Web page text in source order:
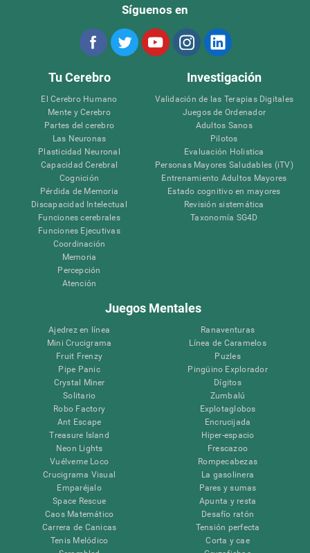
Síguenos en
Tu Cerebro
El Cerebro Humano
Mente y Cerebro
Partes del cerebro
Las Neuronas
Plasticidad Neuronal
Capacidad Cerebral
Cognición
Pérdida de Memoria
Discapacidad Intelectual
Funciones cerebrales
Funciones Ejecutivas
Coordinación
Memoria
Percepción
Atención
Investigación
Validación de las Terapias Digitales
Juegos de Ordenador
Adultos Sanos
Pilotos
Evaluación Holistica
Personas Mayores Saludables (iTV)
Entrenamiento Adultos Mayores
Estado cognitivo en mayores
Revisión sistemática
Taxonomía SG4D
Juegos Mentales
Ajedrez en línea
Mini Crucigrama
Fruit Frenzy
Pipe Panic
Crystal Miner
Solitario
Robo Factory
Ant Escape
Treasure Island
Neon Lights
Vuélveme Loco
Crucigrama Visual
Emparéjalo
Space Rescue
Caos Matemático
Carrera de Canicas
Tenis Melódico
Ranaventuras
Línea de Caramelos
Puzles
Pingüino Explorador
Dígitos
Zumbalú
Explotaglobos
Encrucijada
Hiper-espacio
Frescazoo
Rompecabezas
La gasolinera
Pares y sumas
Apunta y resta
Desafío ratón
Tensión perfecta
Corta y cae